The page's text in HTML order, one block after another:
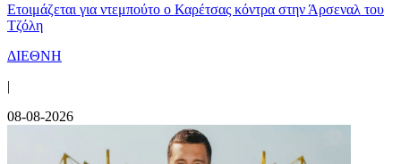
Ετοιμάζεται για ντεμπούτο ο Καρέτσας κόντρα στην Άρσεναλ του
Τζόλη
ΔΙΕΘΝΗ
|
08-08-2026